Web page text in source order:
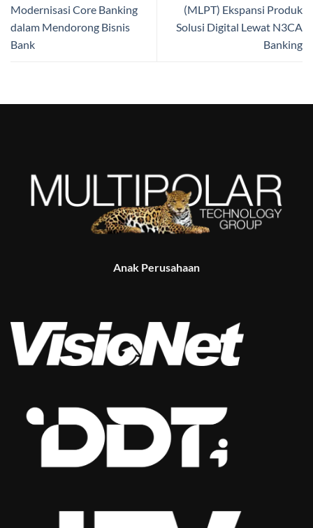
Modernisasi Core Banking
dalam Mendorong Bisnis
Bank
(MLPT) Ekspansi Produk
Solusi Digital Lewat N3CA
Banking
Anak Perusahaan